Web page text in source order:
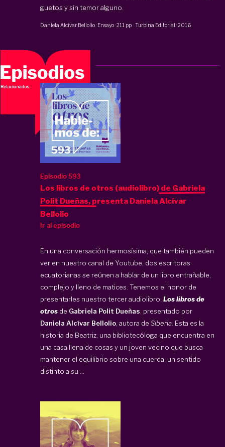
guetos y sin temor alguno.
Daniela Alcívar Bellolio· Ensayo·211 pp ·Turbina Editorial ·2016
Episodio 593
Los libros de otros (audiolibro) de Gabriela
Polit Dueñas, presenta Daniela Alcívar
Bellolio
Ir al episodio
En una conversación hermosísima, que también pueden
ver en nuestro canal de Youtube, dos escritoras
ecuatorianas se reúnen a hablar de un libro entrañable,
complejo y lleno de matices. Tenemos el honor de
presentarles nuestro tercer audiolibro, Los libros de
otros de Gabriela Polit Dueñas , presentado por
Daniela Alcívar Bellolio , autora de Siberia. Esta es la
historia de Beatriz, una bibliotecóloga que encuentra en
una casa llena de cosas y un joven vecino que busca
mantener el equilibrio sobre una cuerda, un sentido
distinto a su ...